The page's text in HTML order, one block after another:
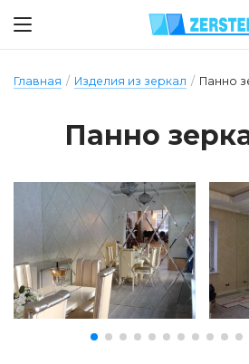
Главная / Изделия из зеркал / Панно
Пан­но